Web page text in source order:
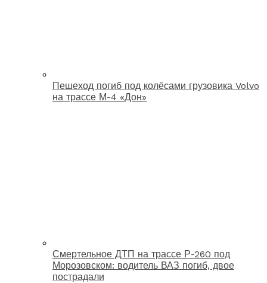
Пешеход погиб под колёсами грузовика Volvo
на трассе М-4 «Дон»
Смертельное ДТП на трассе Р-260 под
Морозовском: водитель ВАЗ погиб, двое
пострадали